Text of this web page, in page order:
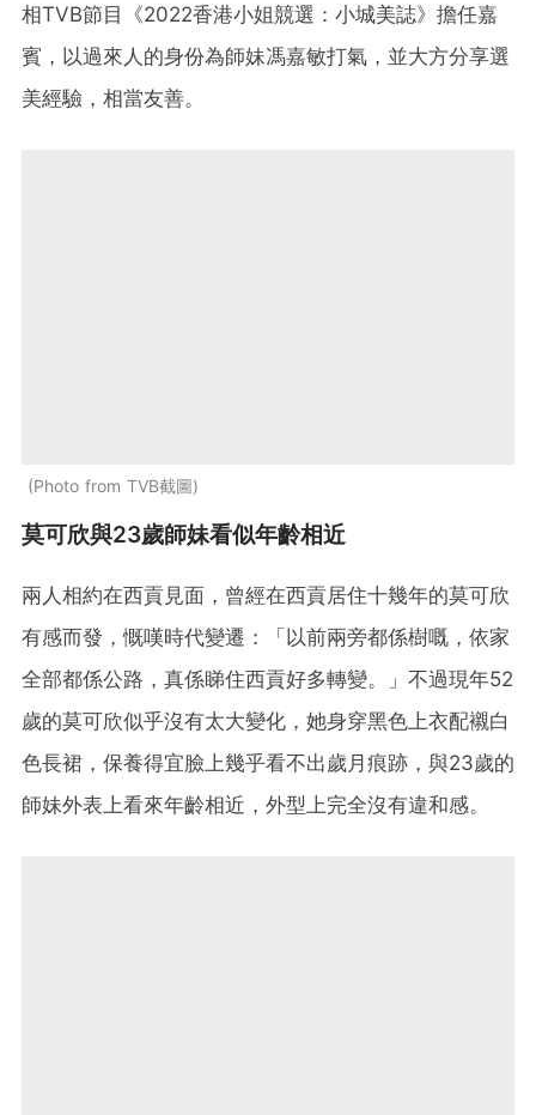
相TVB節目《2022香港小姐競選：小城美誌》擔任嘉
賓，以過來人的身份為師妹馮嘉敏打氣，並大方分享選
美經驗，相當友善。
Photo from TVB截圖
莫可欣與23歲師妹看似年齡相近
兩人相約在西貢見面，曾經在西貢居住十幾年的莫可欣
有感而發，慨嘆時代變遷：「以前兩旁都係樹嘅，依家
全部都係公路，真係睇住西貢好多轉變。」不過現年52
歲的莫可欣似乎沒有太大變化，她身穿黑色上衣配襯白
色長裙，保養得宜臉上幾乎看不出歲月痕跡，與23歲的
師妹外表上看來年齡相近，外型上完全沒有違和感。